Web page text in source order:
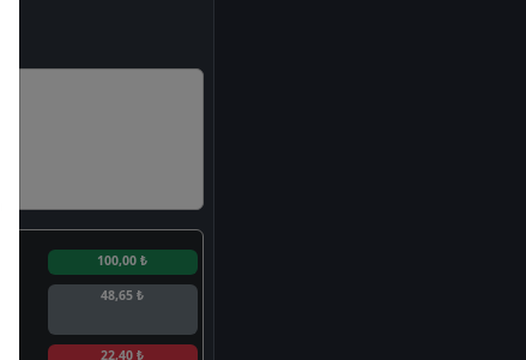
100,00 ₺
48,65 ₺
22,40 ₺